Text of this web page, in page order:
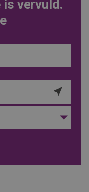
is vervuld.
ophalen